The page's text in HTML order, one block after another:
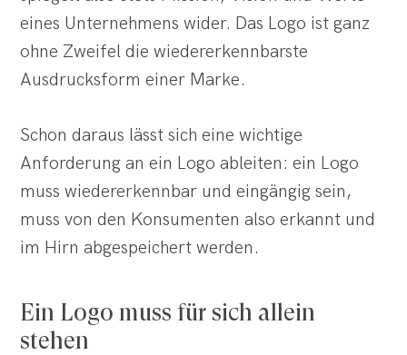
eines Unternehmens wider. Das Logo ist ganz
ohne Zweifel die wiedererkennbarste
Ausdrucksform einer Marke.
Schon daraus lässt sich eine wichtige
Anforderung an ein Logo ableiten: ein Logo
muss wiedererkennbar und eingängig sein,
muss von den Konsumenten also erkannt und
im Hirn abgespeichert werden.
Ein Logo muss für sich allein
stehen